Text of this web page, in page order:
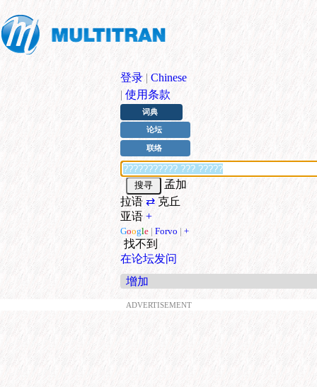
登录 | Chinese
| 使用条款
词典
论坛
联络
孟加
拉语⇄ 克丘
亚语 +
Google | Forvo | +
找不到
在论坛发问
增加
ADVERTISEMENT